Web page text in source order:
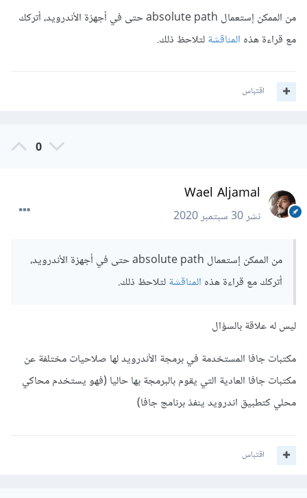
من الممكن إستعمال absolute path حتى في أجهزة الأندرويد، أتركك
مع قراءة هذه المناقشةلتلاحظ ذلك.
اقتباس
0
Wael Aljamal
نشر30 سبتمبر 2020
من الممكن إستعمال absolute path حتى في أجهزة الأندرويد،
أتركك مع قراءة هذه المناقشةلتلاحظ ذلك.
ليس له علاقة بالسؤال
مكتبات جافا المستخدمة في برمجة الأندرويد لها صلاحيات مختلفة عن
مكتبات جافا العادية التي يقوم بالبرمجة بها حاليا (فهو يستخدم محاكي
محلي كتطبيق اندرويد ينفذ برنامج جافا)
اقتباس